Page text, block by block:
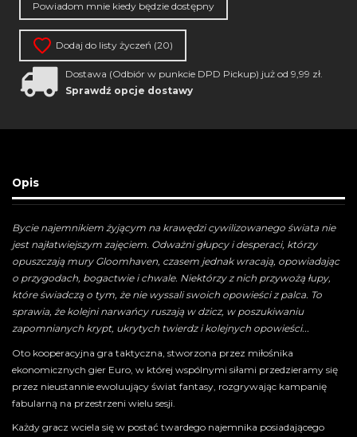
Dodaj do listy życzeń (20)
Dostawa (Odbiór w punkcie DPD Pickup) już od 9,99 zł.
Sprawdź opcje dostawy
Opis
Bycie najemnikiem żyjącym na krawędzi cywilizowanego świata nie
jest najłatwiejszym zajęciem. Odważni głupcy i desperaci, którzy
opuszczają mury Gloomhaven, czasem jednak wracają, opowiadając
o przygodach, bogactwie i chwale. Niektórzy z nich przywożą łupy,
które świadczą o tym, że nie wyssali swoich opowieści z palca. To
sprawia, że kolejni narwańcy ruszają w dzicz, w poszukiwaniu
zapomnianych krypt, ukrytych twierdz i kolejnych opowieści...
Oto kooperacyjna gra taktyczna, stworzona przez miłośnika
ekonomicznych gier Euro, w której wspólnymi siłami przedzieramy się
przez nieustannie ewoluujący świat fantasy, rozgrywając kampanię
fabularną na przestrzeni wielu sesji.
Każdy gracz wciela się w postać twardego najemnika posiadającego